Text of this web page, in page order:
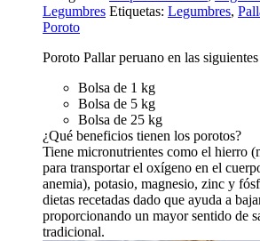
Legumbres Etiquetas: Legumbres,
Poroto
Poroto Pallar peruano en las
Bolsa de 1 kg
Bolsa de 5 kg
Bolsa de 25 kg
¿Qué beneficios tienen los porotos?
Tiene micronutrientes como el hierro
para transportar el oxígeno en el
anemia), potasio, magnesio, zinc y
dietas recetadas dado que ayuda a
proporcionando un mayor sentido de
tradicional.